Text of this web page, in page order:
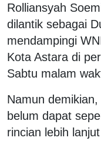
Rolliansyah
dilantik sebagai
mendampingi
Kota Astara di
Sabtu malam
Namun
belum dapat
rincian lebih